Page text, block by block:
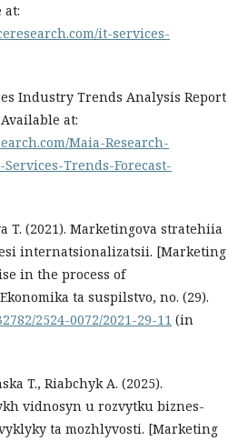
at:
it-services-
Industry Trends Analysis Report
Available at:
Maia-Research-
Trends-Forecast-
T. (2021). Marketingova stratehiia
internatsionalizatsii. [Marketing
in the process of
ta suspilstvo, no. (29).
2524-0072/2021-29-11 (in
T., Riabchyk A. (2025).
vidnosyn u rozvytku biznes-
ta mozhlyvosti. [Marketing